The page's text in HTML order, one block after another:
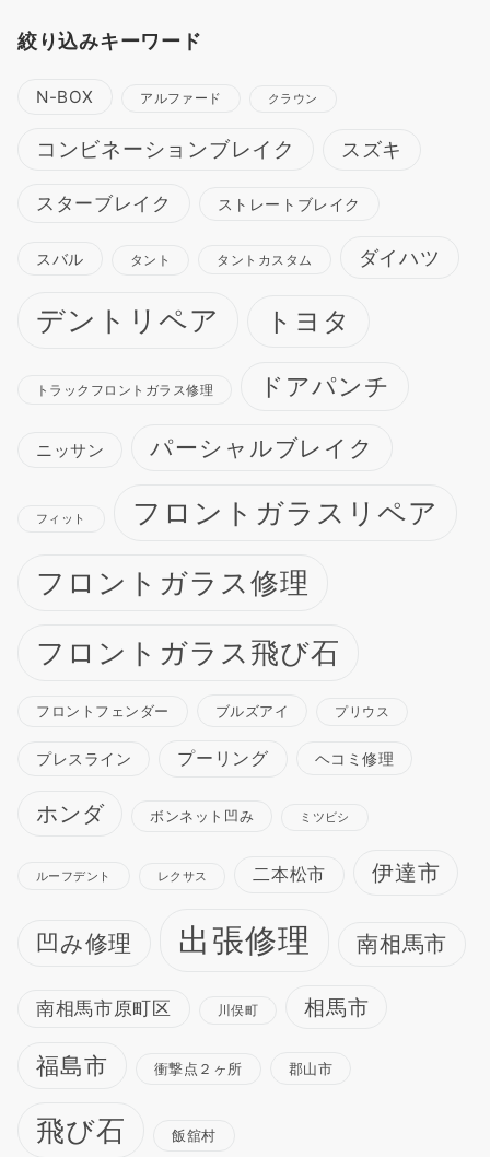
絞り込みキーワード
N-BOX アルファード クラウン
コンビネーションブレイク スズキ
スターブレイク ストレートブレイク
スバル タント タントカスタム ダイハツ
デントリペア トヨタ
トラックフロントガラス修理 ドアパンチ
ニッサン パーシャルブレイク
フィット フロントガラスリペア
フロントガラス修理
フロントガラス飛び石
フロントフェンダー ブルズアイ プリウス
プレスライン プーリング ヘコミ修理
ホンダ ボンネット凹み ミツビシ
ルーフデント レクサス 二本松市 伊達市
凹み修理 出張修理 南相馬市
南相馬市原町区 川俣町 相馬市
福島市 衝撃点２ヶ所 郡山市
飛び石 飯舘村